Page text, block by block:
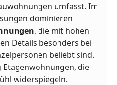
umfasst. Im
dominieren
, die mit hohen
Details besonders bei
beliebt sind.
die
widerspiegeln.